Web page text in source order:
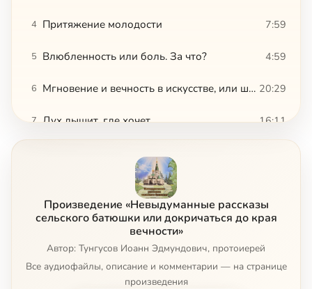
4 Притяжение молодости 7:59
5 Влюбленность или боль. За что? 4:59
6 Мгновение и вечность в искусстве, или шедевр для Бога 20:29
7 Дух дышит, где хочет 16:11
10 Музыка древности 3:07
Запах
Мышиная молитва
Произведение «Невыдуманные рассказы
сельского батюшки или докричаться до края
вечности»
Автор: Тунгусов Иоанн Эдмундович, протоиерей
Все аудиофайлы, описание и комментарии — на странице
произведения